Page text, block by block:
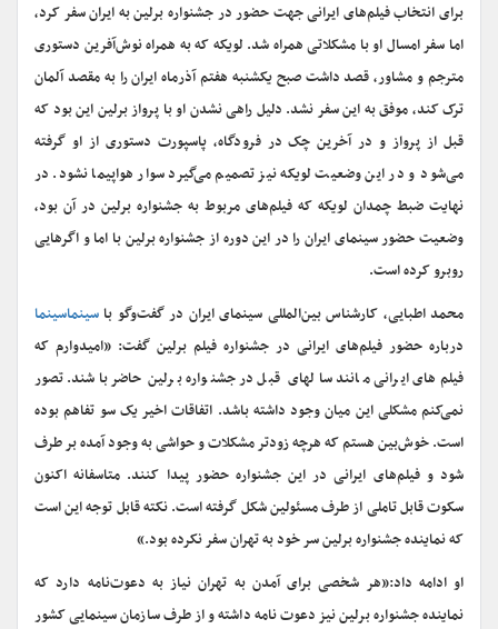
برای انتخاب فیلم‌های ایرانی جهت حضور در جشنواره برلین به ایران سفر کرد،
اما سفر امسال او با مشکلاتی همراه شد. لویکه که به همراه نوش‌آفرین دستوری
مترجم و مشاور، قصد داشت صبح یکشنبه هفتم آذرماه ایران را به مقصد آلمان
ترک کند، موفق به این سفر نشد. دلیل راهی نشدن او با پرواز برلین این بود که
قبل از پرواز و در آخرین چک در فرودگاه، پاسپورت دستوری از او گرفته
می‌شود و در این وضعیت لویکه نیز تصمیم می‌گیرد سوار هواپیما نشود. در
نهایت ضبط چمدان لویکه که فیلم‌های مربوط به جشنواره برلین در آن بود،
وضعیت حضور سینمای ایران را در این دوره از جشنواره برلین با اما و اگرهایی
روبرو کرده است.
محمد اطبایی، کارشناس بین‌المللی سینمای ایران در گفت‌وگو باسینماسینما
درباره حضور فیلم‌های ایرانی در جشنواره فیلم برلین گفت: «امیدوارم که
فیلم‌های ایرانی مانند سالهای قبل در جشنواره برلین حاضر باشند. تصور
نمی‌کنم مشکلی این میان وجود داشته باشد. اتفاقات اخیر یک سو تفاهم بوده
است. خوش‌بین هستم که هرچه زودتر مشکلات و حواشی به وجود آمده بر طرف
شود و فیلم‌های ایرانی در این جشنواره حضور پیدا کنند. متاسفانه اکنون
سکوت قابل تاملی از طرف مسئولین شکل گرفته است. نکته قابل توجه این است
که نماینده جشنواره برلین سر خود به تهران سفر نکرده بود.»
او ادامه داد:«هر شخصی برای آمدن به تهران نیاز به دعوت‌نامه دارد که
نماینده جشنواره برلین نیز دعوت نامه داشته و از طرف سازمان سینمایی کشور